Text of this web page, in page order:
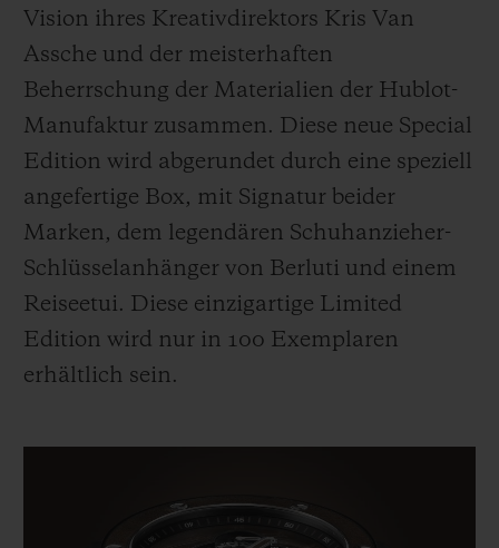
im Laufe der Zeitdie Patina noch
verstärken.
Vision ihres Kreativdirektors Kris Van
Assche und der meisterhaften
Beherrschung der Materialien der Hublot-
Manufaktur zusammen. Diese neue Special
Edition wird abgerundet durch eine speziell
angefertige Box, mit Signatur beider
Marken, dem legendären Schuhanzieher-
Schlüsselanhänger von Berluti und einem
Reiseetui. Diese einzigartige Limited
Edition wird nur in 100 Exemplaren
erhältlich sein.